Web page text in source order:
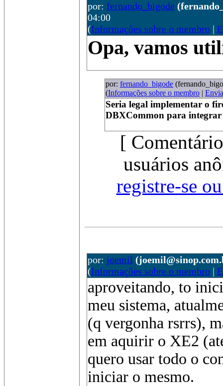
por: fernando_bigode
04:00
(Informações sobre o membro|
Opa, vamos
por: fernando_bigode
(Informações sobre o membro |
Seria legal implementar o
DBXCommon para integrar
[
usuários
registre-se
por: joemil
(Informações sobre o membro|
aproveitando, to
meu sistema,
(q vergonha rsrrs),
em aquirir o XE2
quero usar todo o
iniciar o mesmo.